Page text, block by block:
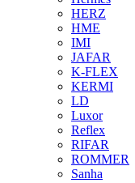
HERZ
HME
IMI
JAFAR
K-FLEX
KERMI
LD
Luxor
Reflex
RIFAR
ROMMER
Sanha